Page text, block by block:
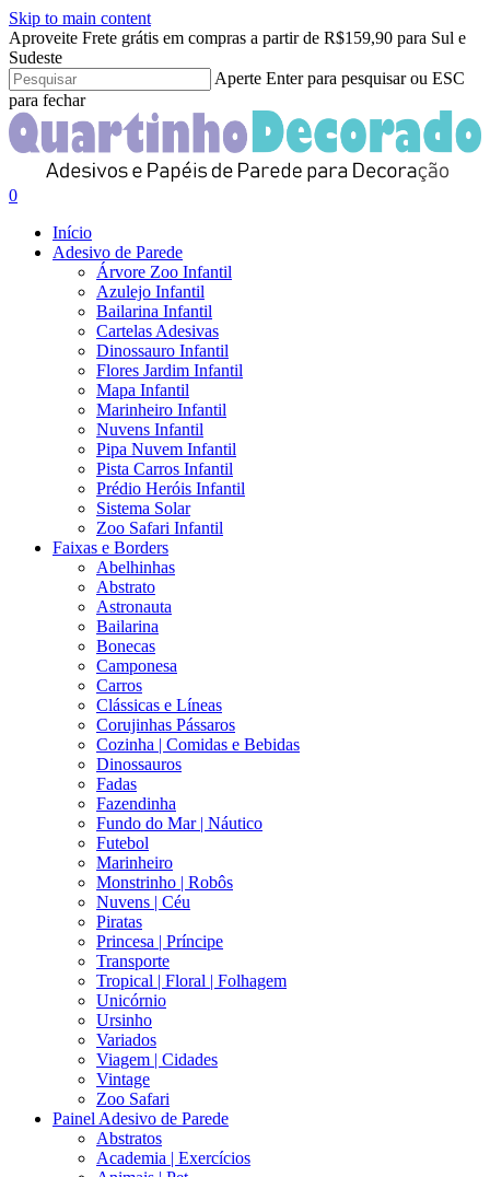
Skip to main content
Aproveite Frete grátis em compras a partir de R$159,90 para Sul e
Sudeste
Aperte Enter para pesquisar ou ESC
para fechar
Close
Search
search
account
0
Início
Adesivo de Parede
Árvore Zoo Infantil
Azulejo Infantil
Bailarina Infantil
Cartelas Adesivas
Dinossauro Infantil
Flores Jardim Infantil
Mapa Infantil
Marinheiro Infantil
Nuvens Infantil
Pipa Nuvem Infantil
Pista Carros Infantil
Prédio Heróis Infantil
Sistema Solar
Zoo Safari Infantil
Faixas e Borders
Abelhinhas
Abstrato
Astronauta
Bailarina
Bonecas
Camponesa
Carros
Clássicas e Líneas
Corujinhas Pássaros
Cozinha | Comidas e Bebidas
Dinossauros
Fadas
Fazendinha
Fundo do Mar | Náutico
Futebol
Marinheiro
Monstrinho | Robôs
Nuvens | Céu
Piratas
Princesa | Príncipe
Transporte
Tropical | Floral | Folhagem
Unicórnio
Ursinho
Variados
Viagem | Cidades
Vintage
Zoo Safari
Painel Adesivo de Parede
Abstratos
Academia | Exercícios